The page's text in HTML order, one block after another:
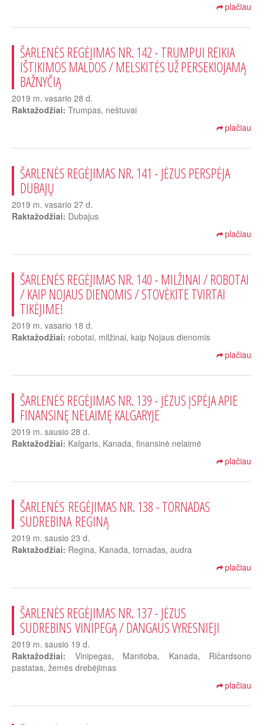
plačiau
ŠARLENĖS REGĖJIMAS NR. 142 - TRUMPUI REIKIA
IŠTIKIMOS MALDOS / MELSKITĖS UŽ PERSEKIOJAMĄ
BAŽNYČIĄ
2019 m. vasario 28 d.
Raktažodžiai: Trumpas, neštuvai
plačiau
ŠARLENĖS REGĖJIMAS NR. 141 - JĖZUS PERSPĖJA
DUBAJŲ
2019 m. vasario 27 d.
Raktažodžiai: Dubajus
plačiau
ŠARLENĖS REGĖJIMAS NR. 140 - MILŽINAI / ROBOTAI
/ KAIP NOJAUS DIENOMIS / STOVĖKITE TVIRTAI
TIKĖJIME!
2019 m. vasario 18 d.
Raktažodžiai: robotai, milžinai, kaip Nojaus dienomis
plačiau
ŠARLENĖS REGĖJIMAS NR. 139 - JĖZUS ĮSPĖJA APIE
FINANSINĘ NELAIMĘ KALGARYJE
2019 m. sausio 28 d.
Raktažodžiai: Kalgaris, Kanada, finansinė nelaimė
plačiau
ŠARLENĖS REGĖJIMAS NR. 138 - TORNADAS
SUDREBINA REGINĄ
2019 m. sausio 23 d.
Raktažodžiai: Regina, Kanada, tornadas, audra
plačiau
ŠARLENĖS REGĖJIMAS NR. 137 - JĖZUS
SUDREBINS VINIPEGĄ / DANGAUS VYRESNIEJI
2019 m. sausio 19 d.
Raktažodžiai: Vinipegas, Manitoba, Kanada, Ričardsono
pastatas, žemės drebėjimas
plačiau